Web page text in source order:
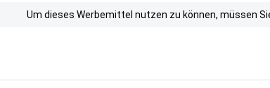
Um dieses Werbemittel nutzen zu können, müssen